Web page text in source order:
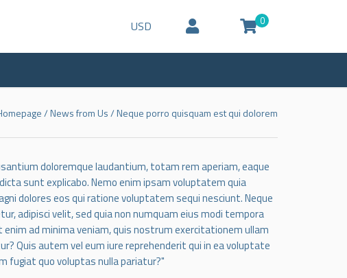
USD 0
/News from Us/Neque porro quisquam est qui dolorem
doloremque laudantium, totam rem aperiam, eaque
sunt explicabo. Nemo enim ipsam voluptatem quia
dolores eos qui ratione voluptatem sequi nesciunt. Neque
adipisci velit, sed quia non numquam eius modi tempora
ad minima veniam, quis nostrum exercitationem ullam
Quis autem vel eum iure reprehenderit qui in ea voluptate
fugiat quo voluptas nulla pariatur?"